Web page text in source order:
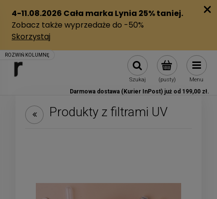
(pusty)
Szukaj Menu
Darmowa dostawa (Kurier InPost) już od 199,00 zł.
Produkty z filtrami UV